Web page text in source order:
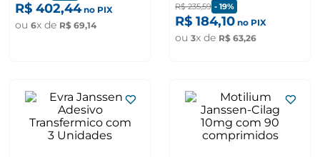
R$ 402,44no PIX
ou 6x de R$ 69,14
R$ 235,59 - 19%
R$ 184,10 no PIX
ou 3x de R$ 63,26